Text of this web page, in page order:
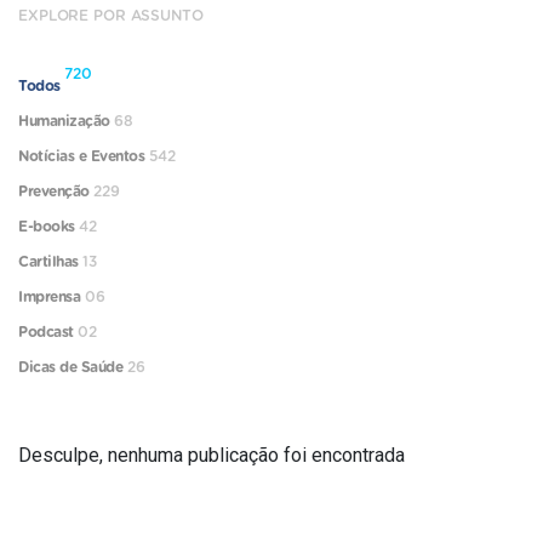
Desculpe, nenhuma publicação foi encontrada
EXPLORE POR ASSUNTO
Todos
720
Humanização 68
Notícias e Eventos 542
Prevenção 229
E-books 42
Cartilhas13
Imprensa 06
Podcast 02
Dicas de Saúde 26